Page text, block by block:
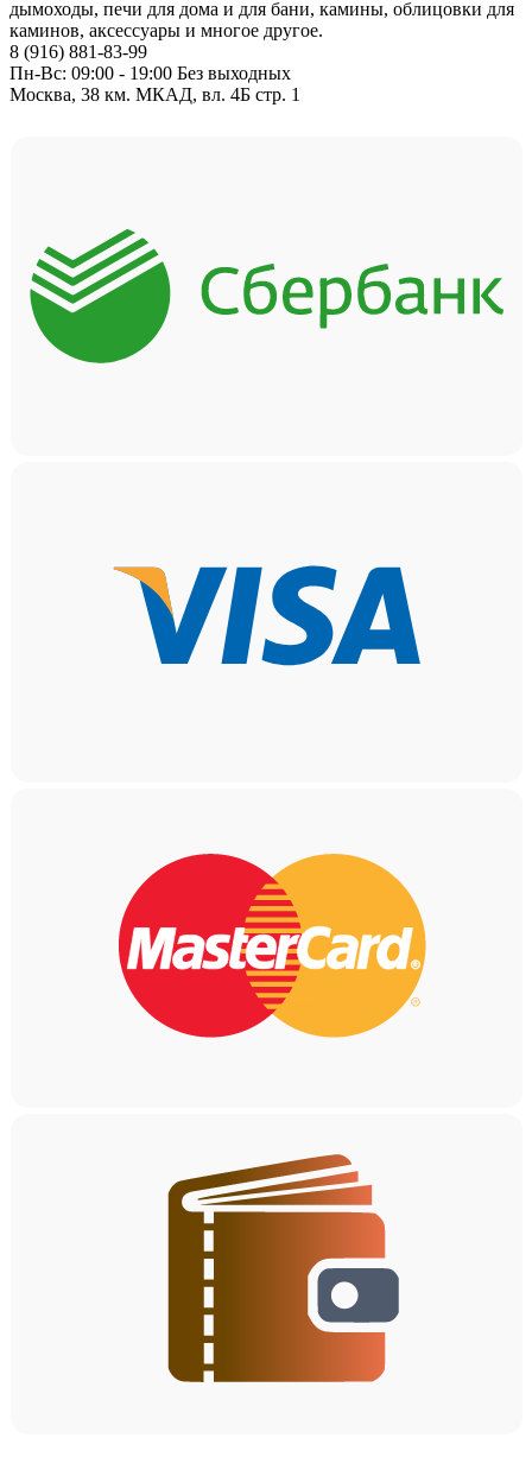
дымоходы, печи для дома и для бани, камины, облицовки для
каминов, аксессуары и многое другое.
8 (916) 881-83-99
Пн-Вс: 09:00 - 19:00 Без выходных
Москва, 38 км. МКАД, вл. 4Б стр. 1